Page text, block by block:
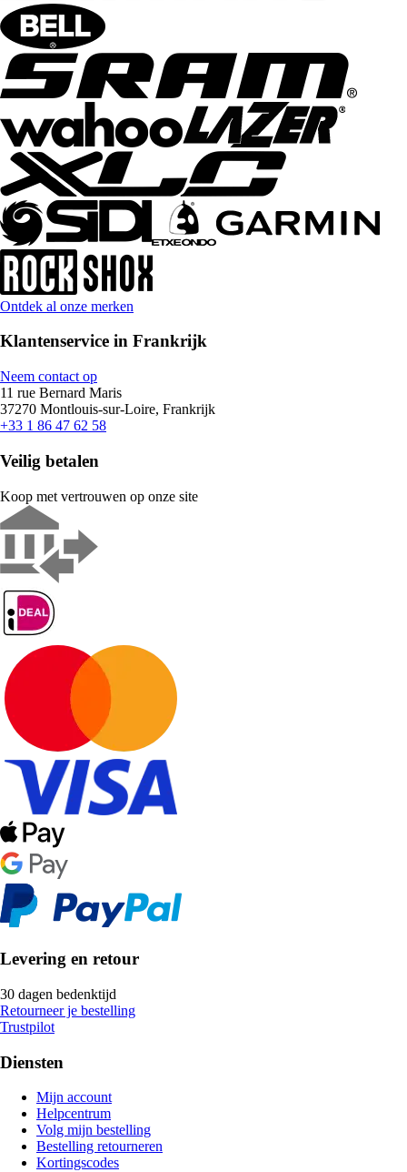
Ontdek al onze merken
Klantenservice in Frankrijk
Neem contact op
11 rue Bernard Maris
37270 Montlouis-sur-Loire, Frankrijk
+33 1 86 47 62 58
Veilig betalen
Koop met vertrouwen op onze site
Levering en retour
30 dagen bedenktijd
Retourneer je bestelling
Trustpilot
Diensten
Mijn account
Helpcentrum
Volg mijn bestelling
Bestelling retourneren
Kortingscodes